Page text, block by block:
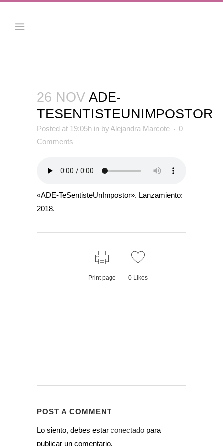
26 NOV ADE-
TESENTISTEUNIMPOSTOR
Posted at 19:05h in by Alejandra Marcote
0
Comments
«ADE-TeSentisteUnImpostor». Lanzamiento:
2018.
Print page 0Likes
POST A COMMENT
Lo siento, debes estar conectado para
publicar un comentario.